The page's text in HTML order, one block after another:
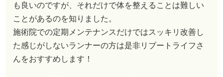
も良いのですが、それだけで体を整えることは難しい
ことがあるのを知りました。
施術院での定期メンテナンスだけではスッキリ改善し
た感じがしないランナーの方は是非リブートライフさ
んをおすすめします！